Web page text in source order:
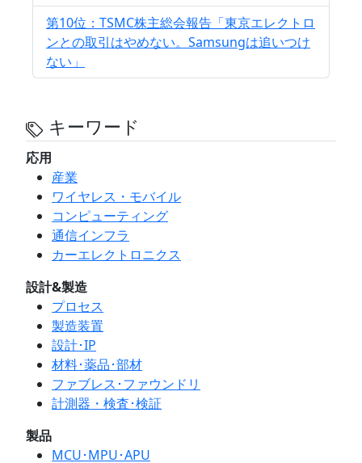
第10位：TSMC株主総会報告「東京エレクトロ
ンとの取引はやめない。Samsungは追いつけ
ない」
キーワード
応用
産業
ワイヤレス・モバイル
コンピューティング
通信インフラ
カーエレクトロニクス
設計&製造
プロセス
製造装置
設計･IP
材料･薬品･部材
ファブレス･ファウンドリ
計測器・検査･検証
製品
MCU･MPU･APU